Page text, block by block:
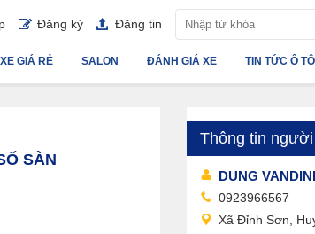
Đăng ký Đăng tin
TIN TỨC Ô TÔ
ĐÁNH GIÁ XE
SALON
GIÁ RẺ
SÀN
Thông tin
DUNG
0923966567
Xã Đỉnh Sơn,